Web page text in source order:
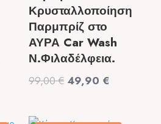
Κρυσταλλοποίηση
Παρμπρίζ στο
ΑΥΡΑ Car Wash
Ν.Φιλαδέλφεια.
99,00€ Original
49,90 €